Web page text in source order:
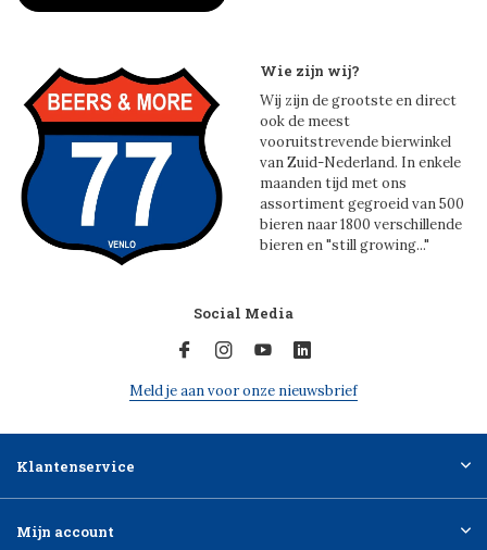
Wie zijn wij?
Wij zijn de grootste en direct
ook de meest
vooruitstrevende bierwinkel
van Zuid-Nederland. In enkele
maanden tijd met ons
assortiment gegroeid van 500
bieren naar 1800 verschillende
bieren en "still growing..."
Social Media
Meld je aan voor onze nieuwsbrief
Klantenservice
Mijn account